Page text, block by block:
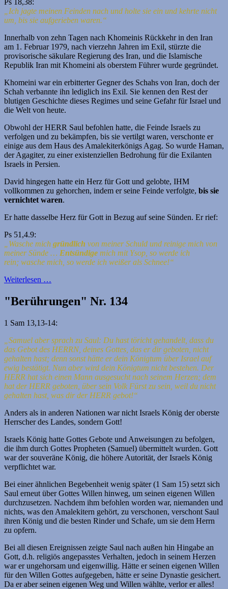
Ps 18,38:
„Ich jagte meinen Feinden nach und holte sie ein und kehrte nicht
um, bis sie aufgerieben waren.“
Innerhalb von zehn Tagen nach Khomeinis Rückkehr in den Iran
am 1. Februar 1979, nach vierzehn Jahren im Exil, stürzte die
provisorische säkulare Regierung des Iran, und die Islamische
Republik Iran mit Khomeini als oberstem Führer wurde gegründet.
Khomeini war ein erbitterter Gegner des Schahs von Iran, doch der
Schah verbannte ihn lediglich ins Exil. Sie kennen den Rest der
blutigen Geschichte dieses Regimes und seine Gefahr für Israel und
die Welt von heute.
Obwohl der HERR Saul befohlen hatte, die Feinde Israels zu
verfolgen und zu bekämpfen, bis sie vertilgt waren, verschonte er
einige aus dem Haus des Amalekiterkönigs Agag. So wurde Haman,
der Agagiter, zu einer existenziellen Bedrohung für die Exilanten
Israels in Persien.
David hingegen hatte ein Herz für Gott und gelobte, IHM
vollkommen zu gehorchen, indem er seine Feinde verfolgte, bis sie
vernichtet waren.
Er hatte dasselbe Herz für Gott in Bezug auf seine Sünden. Er rief:
Ps 51,4.9:
„Wasche mich gründlich von meiner Schuld und reinige mich von
meiner Sünde … Entsündige mich mit Ysop, so werde ich
rein; wasche mich, so werde ich weißer als Schnee!“
Weiterlesen …
"Berührungen" Nr. 134
1 Sam 13,13-14:
„Samuel aber sprach zu Saul: Du hast töricht gehandelt, dass du
das Gebot des HERRN, deines Gottes, das er dir geboten, nicht
gehalten hast; denn sonst hätte er dein Königtum über Israel auf
ewig bestätigt. Nun aber wird dein Königtum nicht bestehen. Der
HERR hat sich einen Mann ausgesucht nach seinem Herzen; dem
hat der HERR geboten, über sein Volk Fürst zu sein, weil du nicht
gehalten hast, was dir der HERR gebot!“
Anders als in anderen Nationen war nicht Israels König der oberste
Herrscher des Landes, sondern Gott!
Israels König hatte Gottes Gebote und Anweisungen zu befolgen,
die ihm durch Gottes Propheten (Samuel) übermittelt wurden. Gott
war der souveräne König, die höhere Autorität, der Israels König
verpflichtet war.
Bei einer ähnlichen Begebenheit wenig später (1 Sam 15) setzt sich
Saul erneut über Gottes Willen hinweg, um seinen eigenen Willen
durchzusetzen. Nachdem ihm befohlen worden war, niemanden und
nichts, was den Amalekitern gehört, zu verschonen, verschont Saul
ihren König und die besten Rinder und Schafe, um sie dem Herrn
zu opfern.
Bei all diesen Ereignissen zeigte Saul nach außen hin Hingabe an
Gott, d.h. religiös angepasstes Verhalten, jedoch in seinem Herzen
war er ungehorsam und eigenwillig. Hätte er seinen eigenen Willen
für den Willen Gottes aufgegeben, hätte er seine Dynastie gesichert.
Da er aber seinen eigenen Weg und Willen wählte, verlor er alles!